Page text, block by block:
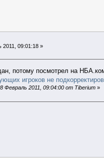
2011, 09:01:18 »
потому посмотрел на
игроков не
Февраль 2011, 09:04:00 от Tiberium»